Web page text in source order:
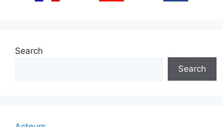
Search
Search